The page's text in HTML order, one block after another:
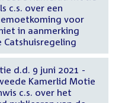
c.s. over een
voor
in aanmerking
Catshuisregeling
d.d. 9 juni 2021 -
Kamerlid Motie
c.s. over het